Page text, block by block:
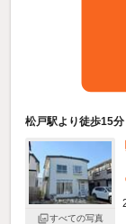
松戸駅より徒歩15
すべての写真